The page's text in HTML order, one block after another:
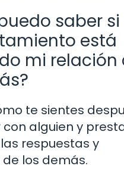
saber
está
mi relación
te sientes
alguien y
respuestas y
los demás.